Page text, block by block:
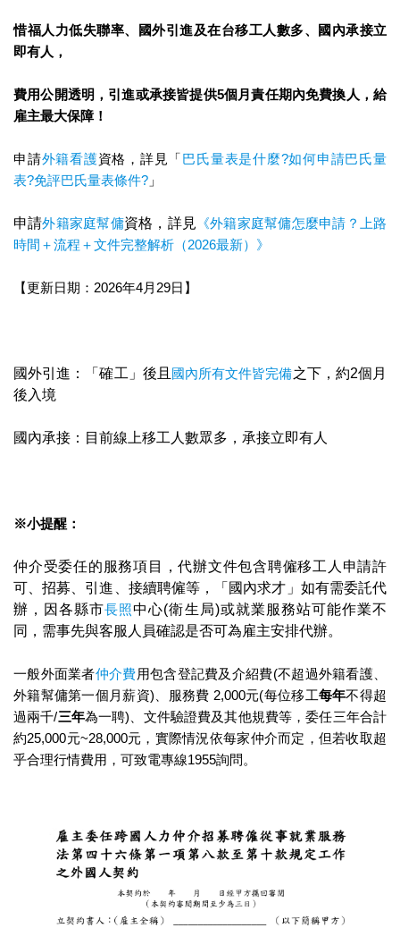
惜福人力低失聯率、國外引進及在台移工人數多、國內承接立
即有人，
費用公開透明，引進或承接皆提供5個月責任期內免費換人，給
雇主最大保障！
申請外籍看護資格，詳見「巴氏量表是什麼?如何申請巴氏量
表?免評巴氏量表條件? 」
申請外籍家庭幫傭資格，詳見 《外籍家庭幫傭怎麼申請？上路
時間＋流程＋文件完整解析（2026最新）》
【更新日期：2026年4月29日】
國外引進：「確工」後且 國內所有文件皆完備之下，約2個月
後入境
國內承接：目前線上移工人數眾多，承接立即有人
※小提醒：
仲介受委任的服務項目，代辦文件包含聘僱移工人申請許
可、招募、引進、接續聘僱等，「國內求才」如有需委託代
辦，因各縣市長照中心(衛生局)或就業服務站可能作業不
同，需事先與客服人員確認是否可為雇主安排代辦。
一般外面業者仲介費用包含登記費及介紹費(不超過外籍看護、
外籍幫傭第一個月薪資)、服務費 2,000元(每位移工每年不得超
過兩千/三年為一聘)、文件驗證費及其他規費等，委任三年合計
約25,000元~28,000元，實際情況依每家仲介而定，但若收取超
乎合理行情費用，可致電專線1955詢問。